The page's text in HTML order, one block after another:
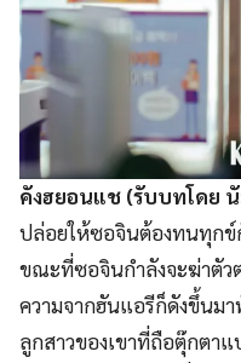
คังฮยอนแช (รับบทโดย
ปล่อยให้ซอจินต้องทนทุกข์
ขณะที่ซอจินกำลังจะฆ่าตัว
ความจากฮันแอรีก็ดังขึ้นม
ลูกสาวของเขาที่ถือตุ๊กตา